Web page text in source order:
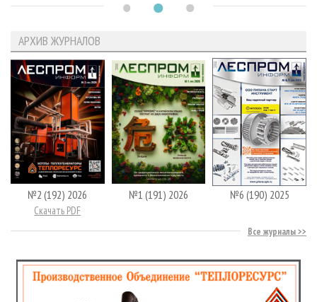
АРХИВ ЖУРНАЛОВ
№2 (192) 2026
Скачать PDF
№1 (191) 2026 №6 (190) 2025
Все журналы